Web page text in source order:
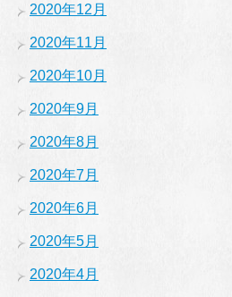
2020年12月
2020年11月
2020年10月
2020年9月
2020年8月
2020年7月
2020年6月
2020年5月
2020年4月